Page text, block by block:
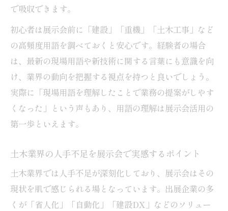
で吸収できます。
初心者は展示会前に「建設」「重機」「土木工事」など
の高頻度用語を調べておくと安心です。経験者の場合
は、最新の現場用語や新技術に関する言葉にも意識を向
け、業界の動向を把握する視点を持つと良いでしょう。
実際に「現場用語を理解したことで業務の提案がしやす
くなった」という声もあり、用語の理解は展示会活用の
第一歩といえます。
土木業界の人手不足を展示会で実感するポイント
土木業界では人手不足が深刻化しており、展示会はその
現状を肌で感じられる場となっています。出展企業の多
くが「省人化」「自動化」「建設DX」などのソリュー